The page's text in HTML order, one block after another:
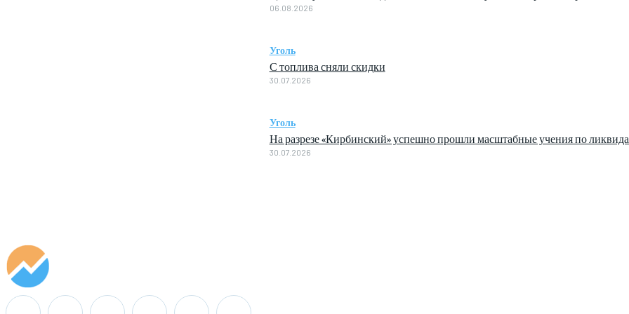
06.08.2026
Уголь
С топлива сняли скидки
30.07.2026
Уголь
На разрезе «Кирбинский» успешно прошли масштабные учения по
30.07.2026